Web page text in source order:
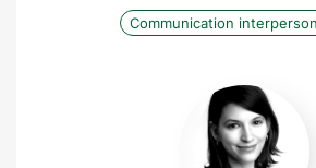
Communication
Natacha
Waksman